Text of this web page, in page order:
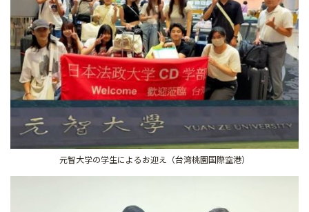
元智大学の学生によるお迎え（台湾桃園国際空港）